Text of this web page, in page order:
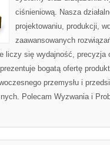
ciśnieniową. Nasza
projektowaniu, produkcji,
zaawansowanych
liczy się wydajność, precyzja
bogatą ofertę
przemysłu i
Polecam Wyzwania i